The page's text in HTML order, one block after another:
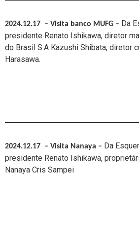
2024.12.17 – Visita banco MUFG – Da
presidente Renato Ishikawa, diretor
do Brasil S.A Kazushi Shibata, diretor
Harasawa.
2024.12.17 – Visita Nanaya – Da
presidente Renato Ishikawa,
Nanaya Cris Sampei